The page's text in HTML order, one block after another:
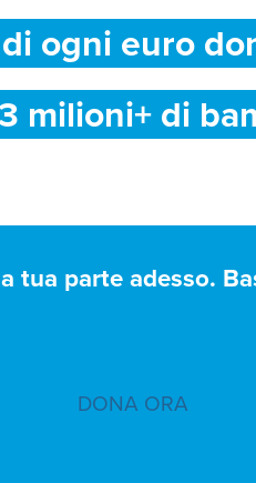
ogni euro
milioni+ di
tua parte adesso.
DONA ORA